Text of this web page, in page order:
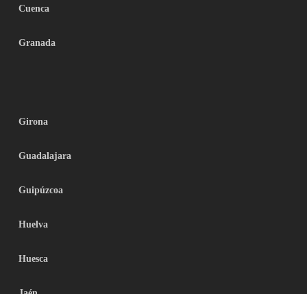
Cuenca
Granada
Girona
Guadalajara
Guipúzcoa
Huelva
Huesca